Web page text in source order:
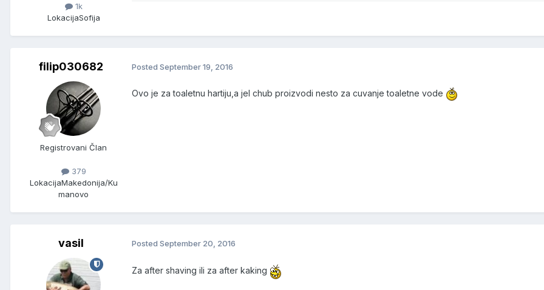
1k
LokacijaSofija
filip030682
Registrovani Član
379
LokacijaMakedonija/Ku
manovo
Posted September 19, 2016
Ovo je za toaletnu hartiju,a jel chub proizvodi nesto za cuvanje toaletne vode
vasil Posted September 20, 2016
Za after shaving ili za after kaking